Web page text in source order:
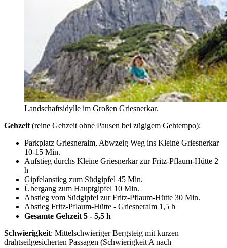
Landschaftsidylle im Großen Griesnerkar.
Gehzeit (reine Gehzeit ohne Pausen bei zügigem Gehtempo):
Parkplatz Griesneralm, Abwzeig Weg ins Kleine Griesnerkar
10-15 Min.
Aufstieg durchs Kleine Griesnerkar zur Fritz-Pflaum-Hütte 2
h
Gipfelanstieg zum Südgipfel 45 Min.
Übergang zum Hauptgipfel 10 Min.
Abstieg vom Südgipfel zur Fritz-Pflaum-Hütte 30 Min.
Abstieg Fritz-Pflaum-Hütte - Griesneralm 1,5 h
Gesamte Gehzeit 5 - 5,5 h
Schwierigkeit: Mittelschwieriger Bergsteig mit kurzen
drahtseilgesicherten Passagen (Schwierigkeit A nach